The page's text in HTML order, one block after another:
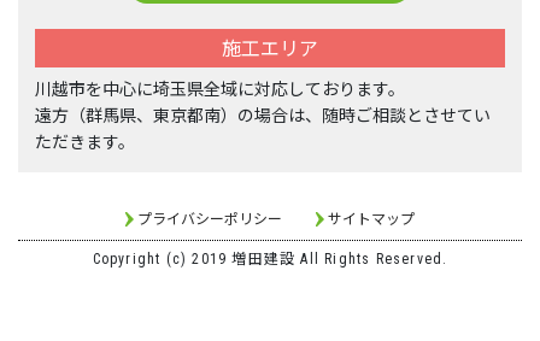
施工エリア
川越市を中心に埼玉県全域に対応しております。
遠方（群馬県、東京都南）の場合は、随時ご相談とさせてい
ただきます。
プライバシーポリシー サイトマップ
Copyright (c) 2019 増田建設 All Rights Reserved.